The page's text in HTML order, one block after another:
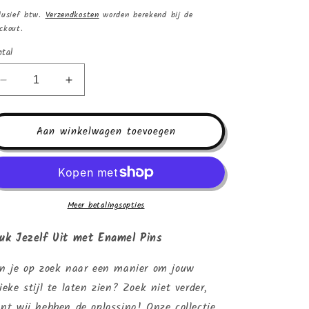
btw.Verzendkostenworden berekend bij de
Aantal
verlagen
voor
Enamel
pin
-
met
Aantal
verhogen
voor
Enamel
pin
-
Astronaut
met
ballonnen
Aan winkelwagen toevoegen
Meer betalingsopties
Jezelf Uit met Enamel Pins
je op zoek naar een manier om jouw
stijl te laten zien? Zoek niet verder,